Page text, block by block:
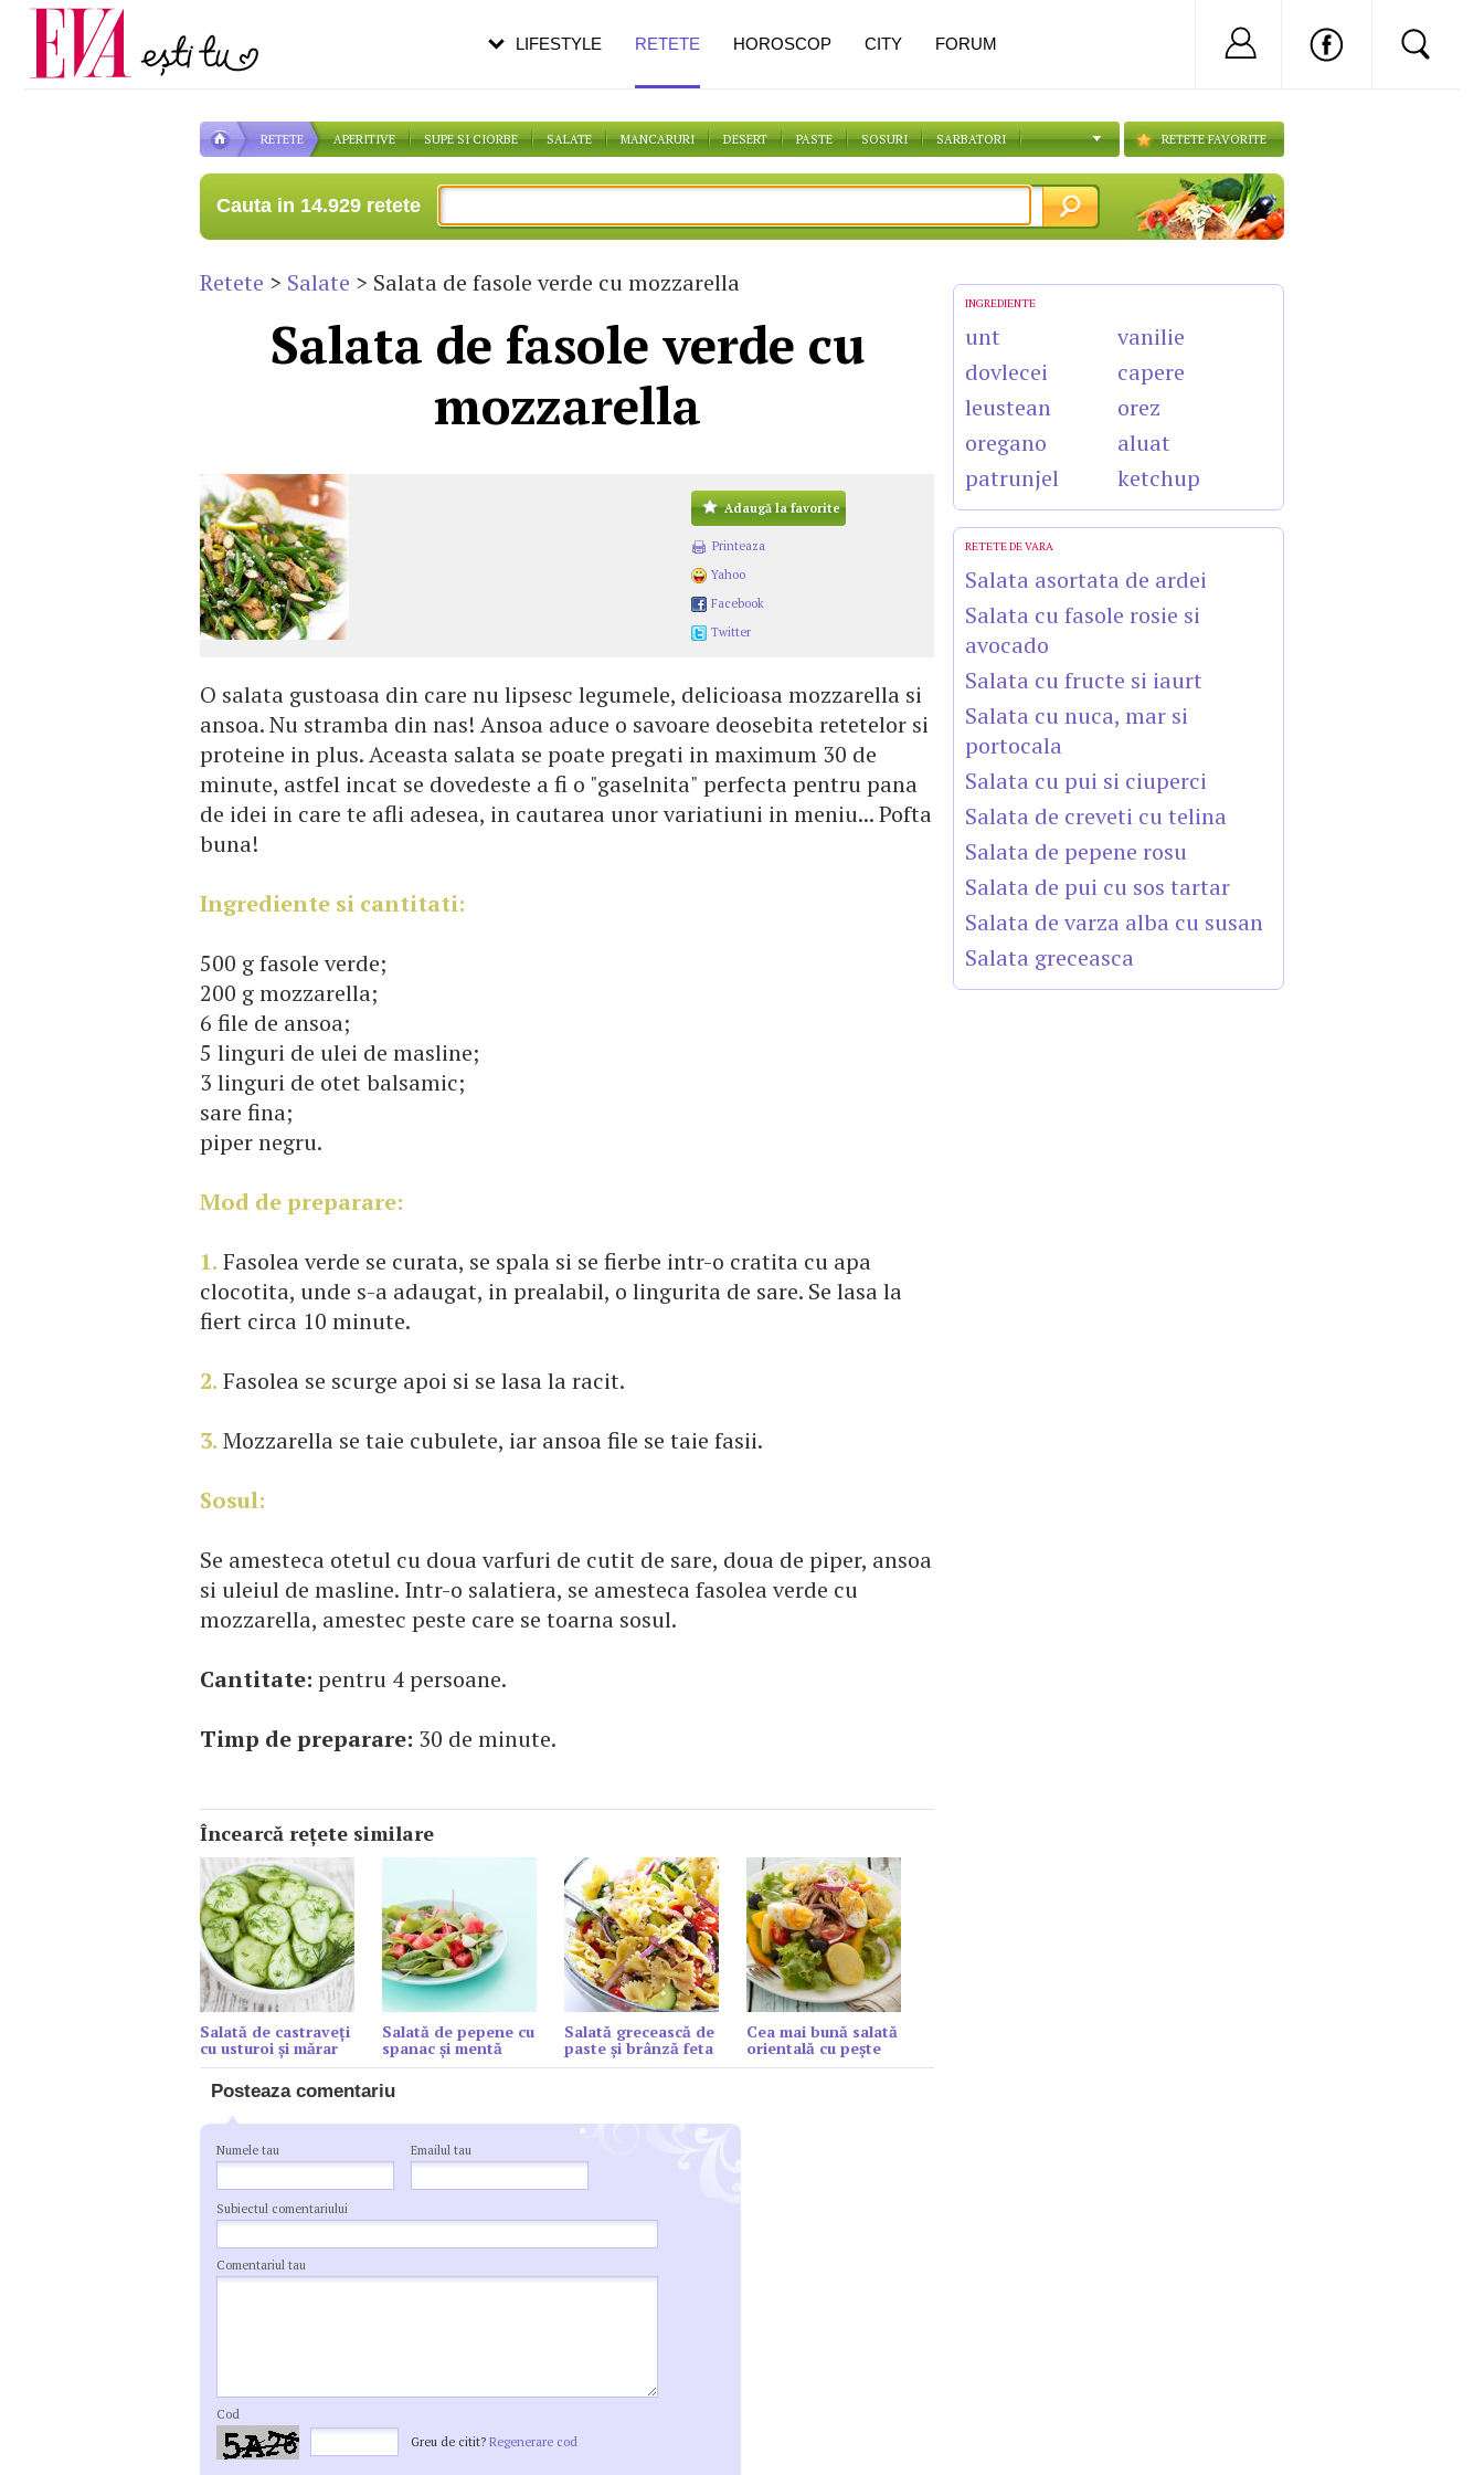
RETETE APERITIVE SUPE SI CIORBE SALATE MANCARURI DESERT PASTE SOSURI SARBATORI RETETE FAVORITE
Cauta in 14.929 retete
Retete > Salate > Salata de fasole verde cu mozzarella
Salata de fasole verde cu
mozzarella
Adaugă la favorite
Printeaza
Yahoo
Facebook
Twitter
O salata gustoasa din care nu lipsesc legumele, delicioasa mozzarella si
ansoa. Nu stramba din nas! Ansoa aduce o savoare deosebita retetelor si
proteine in plus. Aceasta salata se poate pregati in maximum 30 de
minute, astfel incat se dovedeste a fi o "gaselnita" perfecta pentru pana
de idei in care te afli adesea, in cautarea unor variatiuni in meniu... Pofta
buna!
Ingrediente si cantitati:
500 g fasole verde;
200 g mozzarella;
6 file de ansoa;
5 linguri de ulei de masline;
3 linguri de otet balsamic;
sare fina;
piper negru.
Mod de preparare:
1. Fasolea verde se curata, se spala si se fierbe intr-o cratita cu apa
clocotita, unde s-a adaugat, in prealabil, o lingurita de sare. Se lasa la
fiert circa 10 minute.
2. Fasolea se scurge apoi si se lasa la racit.
3. Mozzarella se taie cubulete, iar ansoa file se taie fasii.
Sosul:
Se amesteca otetul cu doua varfuri de cutit de sare, doua de piper, ansoa
si uleiul de masline. Intr-o salatiera, se amesteca fasolea verde cu
mozzarella, amestec peste care se toarna sosul.
Cantitate: pentru 4 persoane.
Timp de preparare: 30 de minute.
Încearcă reţete similare
Salată de castraveți
cu usturoi și mărar
Salată de pepene cu
spanac şi mentă
Salată grecească de
paste și brânză feta
Cea mai bună salată
orientală cu peşte
Posteaza comentariu
Numele tau Emailul tau
Subiectul comentariului
Comentariul tau
Cod
Greu de citit? Regenerare cod
INGREDIENTE
unt
dovlecei
leustean
oregano
patrunjel
vanilie
capere
orez
aluat
ketchup
RETETE DE VARA
Salata asortata de ardei
Salata cu fasole rosie si
avocado
Salata cu fructe si iaurt
Salata cu nuca, mar si
portocala
Salata cu pui si ciuperci
Salata de creveti cu telina
Salata de pepene rosu
Salata de pui cu sos tartar
Salata de varza alba cu susan
Salata greceasca
LIFESTYLE RETETE HOROSCOP CITY FORUM Nu ai cont?
Carieră
Actualitate